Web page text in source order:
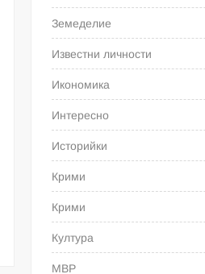
Земеделие
Известни личности
Икономика
Интересно
Историйки
Крими
Крими
Култура
МВР